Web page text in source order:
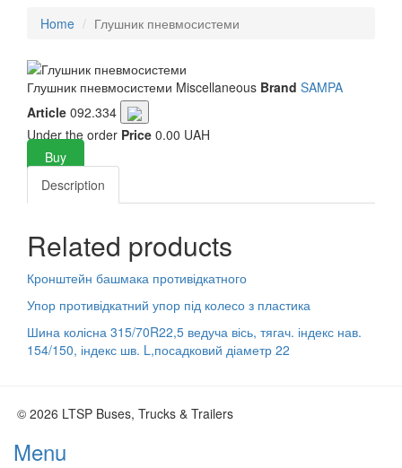
Home
Глушник пневмосистеми
Глушник пневмосистеми Miscellaneous Brand SAMPA
Article 092.334
Under the order Price 0.00 UAH
Buy
Description
Related products
Кронштейн башмака противідкатного
Упор противідкатний упор під колесо з пластика
Шина колісна 315/70R22,5 ведуча вісь, тягач. індекс нав.
154/150, індекс шв. L,посадковий діаметр 22
© 2026 LTSP Buses, Trucks & Trailers
Menu